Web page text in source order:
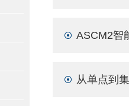
ASCM2智
从单点到